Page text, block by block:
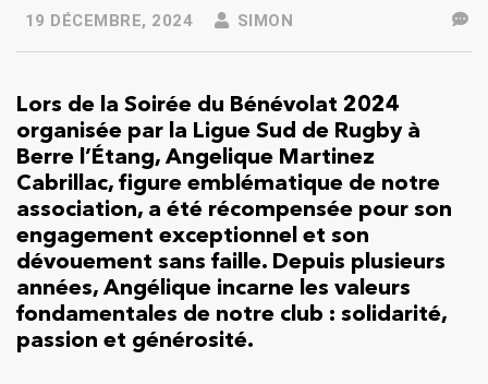
19 DÉCEMBRE, 2024 SIMON
Lors de la Soirée du Bénévolat 2024
organisée par la Ligue Sud de Rugby à
Berre l’Étang, Angelique Martinez
Cabrillac, figure emblématique de notre
association, a été récompensée pour son
engagement exceptionnel et son
dévouement sans faille. Depuis plusieurs
années, Angélique incarne les valeurs
fondamentales de notre club : solidarité,
passion et générosité.